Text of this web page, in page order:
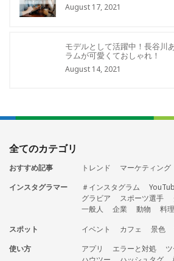
August 17, 2021
モデルとして活躍中！長谷川
ラムが可愛くておしゃれ！
August 14, 2021
全てのカテゴリ
おすすめ記事 トレンド マーケティング
インスタグラマー
＃インスタグラム
グラビア
スポーツ選手
一般人
企業 動物 料理
スポット
イベント カフェ 景色
使い方
アプリ エラーと対処